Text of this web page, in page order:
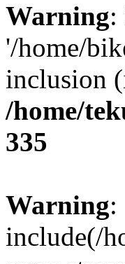
Warning:
'/home/
inclusion
/home/
335
Warning:
include(/